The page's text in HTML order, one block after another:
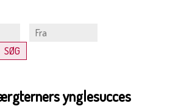
ynglesucces